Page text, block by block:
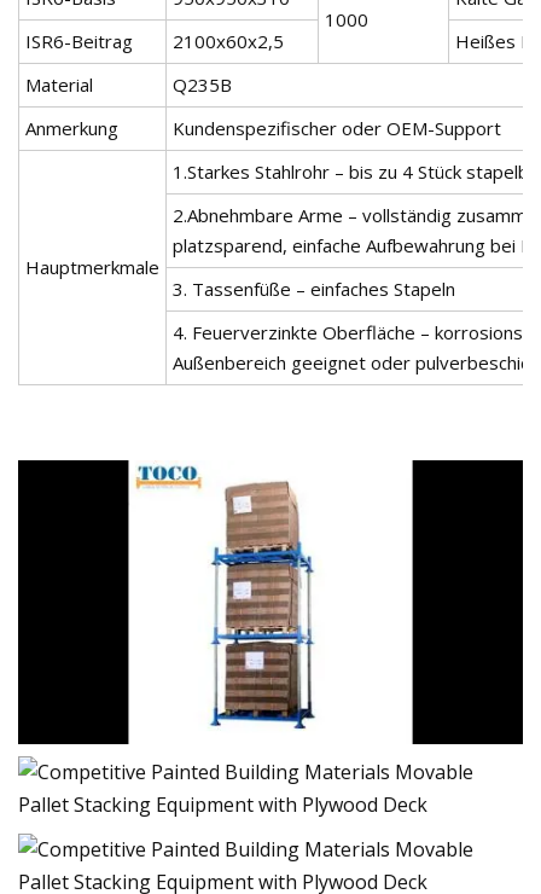
1000
ISR6-Beitrag
2100x60x2,5
Heißes
Material
Q235B
Anmerkung
Kundenspezifischer oder OEM-Support
Hauptmerkmale
1.Starkes Stahlrohr – bis zu 4 Stück
2.Abnehmbare Arme – vollständig
platzsparend, einfache Aufbewahrung bei
3. Tassenfüße – einfaches Stapeln
4. Feuerverzinkte Oberfläche –
Außenbereich geeignet oder